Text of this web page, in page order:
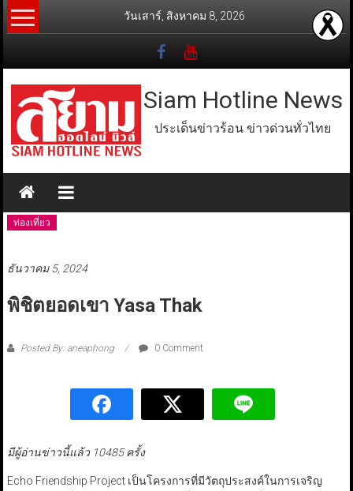
Skip
to
วันเสาร์, สิงหาคม 8, 2026
Siam Hotline News
ประเด็นข่าวร้อน ข่าวด่วนทั่วไทย
ท่องเที่ยว
ธันวาคม 5, 2024
พิชิตยอดเขา Yasa Thak
Posted By: aneaphong 0 Comment
มีผู้อ่านข่าวนี้แล้ว 10485 ครั้ง
Echo Friendship Project เป็นโครงการที่มีวัตถุประสงค์ในการเจริญ